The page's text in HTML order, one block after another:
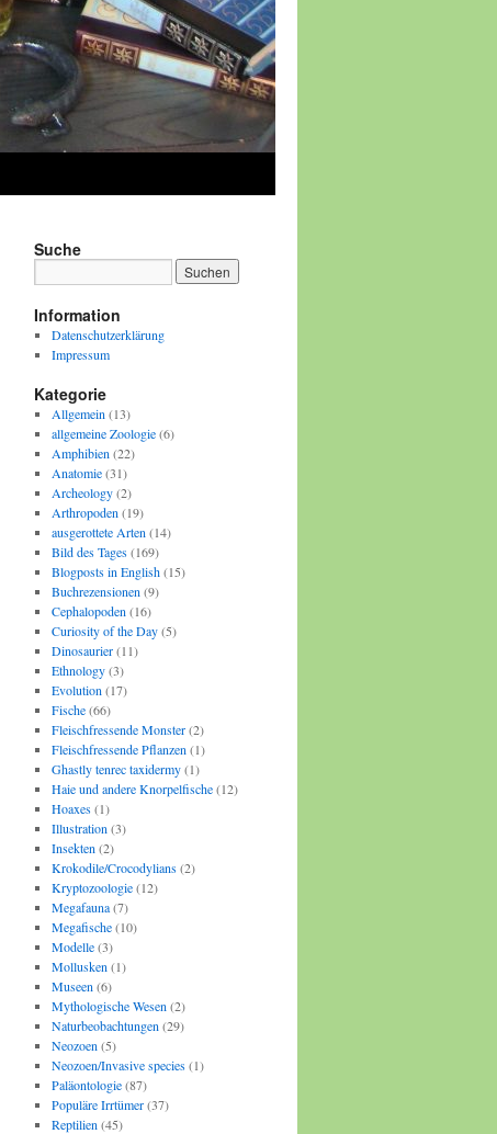
Suche
Information
Datenschutzerklärung
Impressum
Kategorie
Allgemein (13)
allgemeine Zoologie(6)
Amphibien (22)
Anatomie(31)
Archeology(2)
Arthropoden (19)
ausgerottete Arten (14)
Bild des Tages(169)
Blogposts in English(15)
Buchrezensionen (9)
Cephalopoden (16)
Curiosity of the Day(5)
Dinosaurier(11)
Ethnology(3)
Evolution (17)
Fische(66)
Fleischfressende Monster(2)
Fleischfressende Pflanzen (1)
Ghastly tenrec taxidermy(1)
Haie und andere Knorpelfische(12)
Hoaxes(1)
Illustration (3)
Insekten (2)
Krokodile/Crocodylians(2)
Kryptozoologie(12)
Megafauna(7)
Megafische(10)
Modelle(3)
Mollusken (1)
Museen (6)
Mythologische Wesen (2)
Naturbeobachtungen (29)
Neozoen (5)
Neozoen/Invasive species(1)
Paläontologie(87)
Populäre Irrtümer(37)
Reptilien (45)